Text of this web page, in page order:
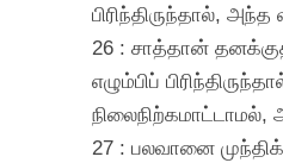
பிரிந்திருந்தால்,
26 : சாத்தான்
எழும்பிப்
நிலைநிற்கமாட்டாமல்,
27 : பலவானை